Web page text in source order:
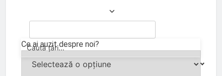
Ce ai auzit despre noi?